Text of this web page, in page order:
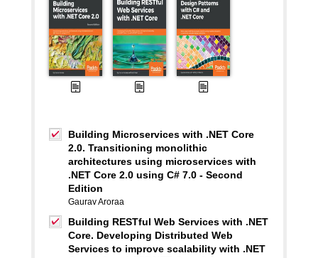
Building Microservices with .NET Core
2.0. Transitioning monolithic
architectures using microservices with
.NET Core 2.0 using C# 7.0 - Second
Edition
Gaurav Aroraa
Building RESTful Web Services with .NET
Core. Developing Distributed Web
Services to improve scalability with .NET